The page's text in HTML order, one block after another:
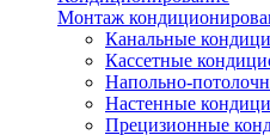
Монтаж
Канальные
Кассетные
Напольно-
Настенные
Прецизионные